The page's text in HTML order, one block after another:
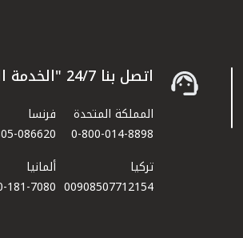
اتصل بنا 24/7 "الخدمة الهاتفية" 1803333
المملكة المتحدة
0-800-014-8898
فرنسا
086620
تركيا
00908507712154​
ألمانيا
181-7080